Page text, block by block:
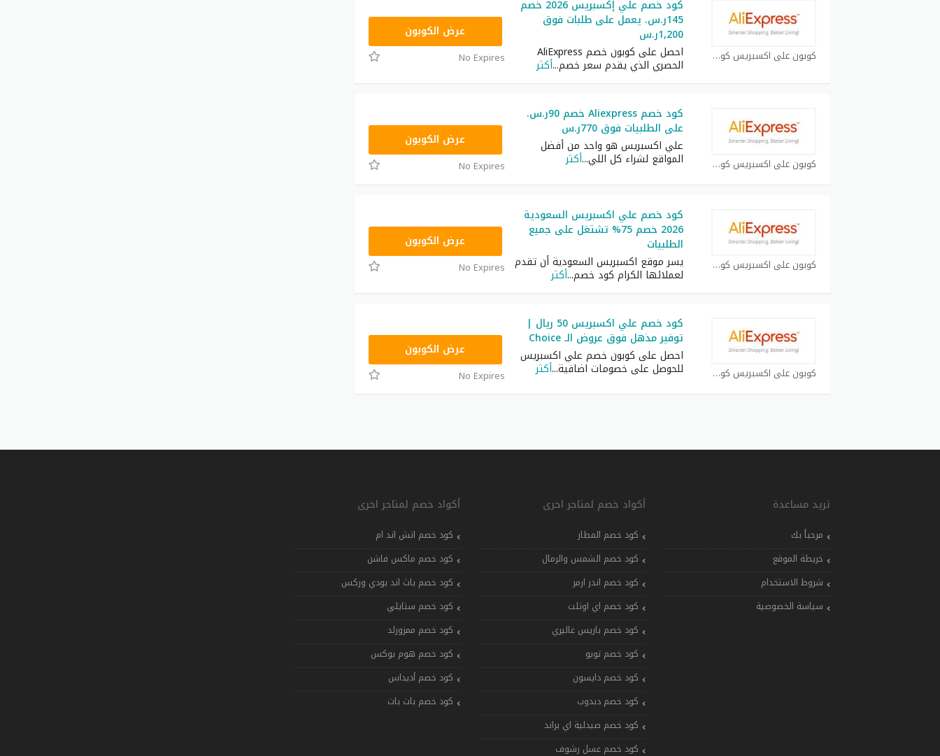
كوبون علي اكسبريس كوبون
كود خصم علي إكسبريس 2026 خصم
145ر.س. يعمل على طلبات فوق
1,200ر.س
احصل على كوبون خصم AliExpress
الحصري الذي يقدم سعر خصم...أكثر
FSGCC36عرض الكوبون
No Expires
كوبون علي اكسبريس كوبون
كود خصم Aliexpress خصم 90ر.س.
على الطلبيات فوق 770ر.س
علي اكسبريس هو واحد من أفضل
المواقع لشراء كل اللي...أكثر
PDGCC3عرض الكوبون
No Expires
كوبون علي اكسبريس كوبون
كود خصم علي اكسبريس السعودية
2026 خصم 75% تشتغل على جميع
الطلبيات
يسر موقع اكسبريس السعودية أن تقدم
لعملائها الكرام كود خصم...أكثر
GCCWS2عرض الكوبون
No Expires
كوبون علي اكسبريس كوبون
كود خصم علي اكسبريس 50 ريال |
توفير مذهل فوق عروض الـ Choice
احصل على كوبون خصم علي اكسبريس
للحوصل على خصومات اضافية...أكثر
GCCWS2عرض الكوبون
No Expires
تريد مساعدة
مرحباً بك
خريطة الموقع
شروط الاستخدام
سياسة الخصوصية
أكواد خصم لمتاجر اخرى
كود خصم المطار
كود خصم الشمس والرمال
كود خصم اندر ارمر
كود خصم اي اوتلت
كود خصم باريس غاليري
كود خصم تويو
كود خصم دايسون
كود خصم دبدوب
كود خصم صيدلية اي براند
كود خصم عسل رشوف
أكواد خصم لمتاجر اخرى
كود خصم اتش اند ام
كود خصم ماكس فاشن
كود خصم باث اند بودي وركس
كود خصم ستايلي
كود خصم ممزورلد
كود خصم هوم بوكس
كود خصم أديداس
كود خصم بات بات